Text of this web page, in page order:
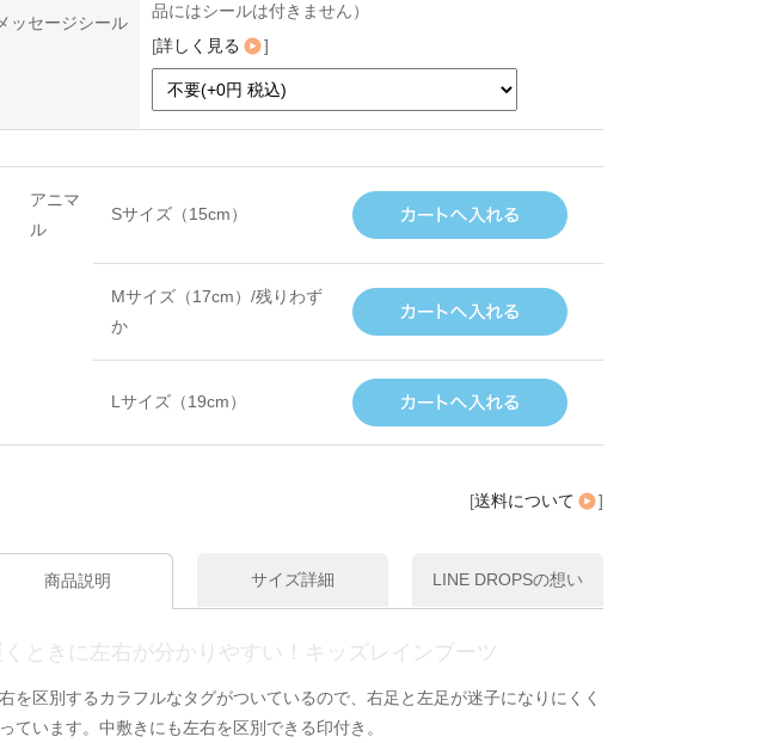
メッセージシール
品にはシールは付きません）
[詳しく見る ]
アニマ
ル
Sサイズ（15cm）
Mサイズ（17cm）/残りわず
か
Lサイズ（19cm）
[送料について ]
商品説明 サイズ詳細 LINE DROPSの想い
くときに左右が分かりやすい！キッズレインブーツ
を区別するカラフルなタグがついているので、右足と左足が迷子になりにくく
ています。中敷きにも左右を区別できる印付き。